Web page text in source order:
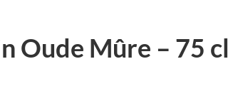
Oude Mûre – 75 cl